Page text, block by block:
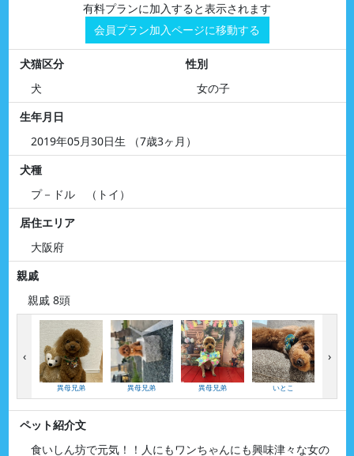
有料プランに加入すると表示されます
会員プラン加入ページに移動する
犬猫区分
犬
性別
女の子
生年月日
2019年05月30日生 （7歳3ヶ月）
犬種
プ－ドル （トイ）
居住エリア
大阪府
親戚
親戚 8頭
異母兄弟 異母兄弟 異母兄弟 いとこ
‹ ›
ペット紹介文
食いしん坊で元気！！人にもワンちゃんにも興味津々な女の